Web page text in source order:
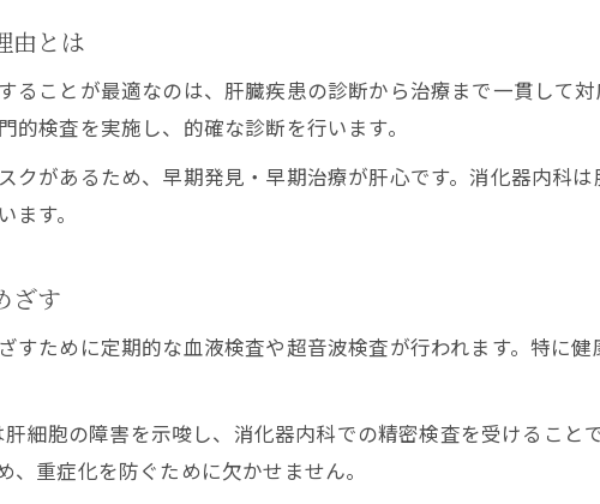
消化器内科で肝臓疾患の早期発見が叶う理由
症状が気になる時の診療科の正しい選び方
消化器内科で診療を受ける前の準備とは
専門医でわかる消化器肝臓の診療ポイント
消化器内科の専門医が見る肝臓診療の質
由とは
ることが最適なのは、肝臓疾患の診断から治療まで一貫して
検査を実施し、的確な診断を行います。
クがあるため、早期発見・早期治療が肝心です。消化器内科
す。
ざす
すために定期的な血液検査や超音波検査が行われます。特に
細胞の障害を示唆し、消化器内科での精密検査を受けること
重症化を防ぐために欠かせません。